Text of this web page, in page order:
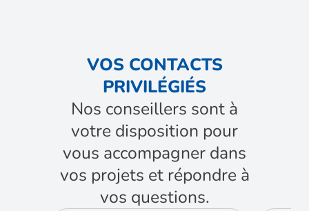
VOS CONTACTS
PRIVILÉGIÉS
Nos conseillers sont à
votre disposition pour
vous accompagner dans
vos projets et répondre à
vos questions.